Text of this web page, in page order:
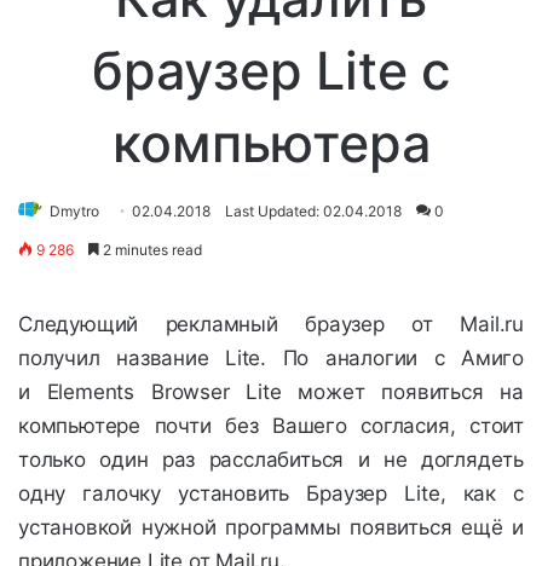
браузер Lite с
компьютера
Dmytro 02.04.2018 Last Updated: 02.04.2018 0
9 286 2 minutes read
Следующий рекламный браузер от Mail.ru
получил название Lite. По аналогии с Амиго
и Elements Browser Lite может появиться на
компьютере почти без Вашего согласия, стоит
только один раз расслабиться и не доглядеть
одну галочку установить Браузер Lite, как с
установкой нужной программы появиться ещё и